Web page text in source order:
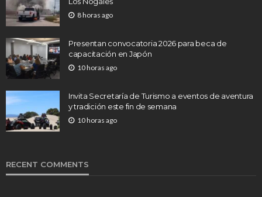
8 horas ago
Presentan convocatoria 2026 para beca de
capacitación en Japón
10 horas ago
Invita Secretaría de Turismo a eventos de aventura
y tradición este fin de semana
10 horas ago
RECENT COMMENTS